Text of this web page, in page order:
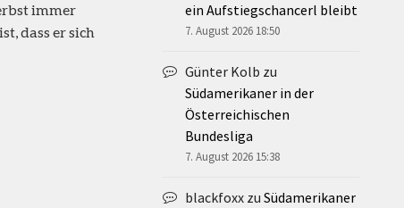
immer
dass er sich
ein Aufstiegschancerl bleibt
7. August 2026 18:50
Günter Kolb zu
Südamerikaner in der
Österreichischen
Bundesliga
7. August 2026 15:38
blackfoxx zu Südamerikaner